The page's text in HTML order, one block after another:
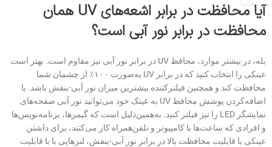
آیا محافظت در برابر اشعه‌هایUV همان
محافظت در برابر نور آبی است؟
بله، در بیشتر موارد، محافظ UV در برابر نور آبی نیز مقاوم است. بهتر است
عینکی را انتخاب کنید که در برابر UV به‌صورت ۱۰۰٪ از چشمان شما
محافظت کند و همچنین فیلترکننده بیشترین میزان نور آبی-بنفش باشد. با
اضافه‌کردن پوشش محافظ UV به عینک خود می‌توانید نور آبی صفحه‌های
نمایشگر LED را نیز فیلتر کنید. به‌همین‌دلیل است که گیمرها، برنامه‌نویس‌ها
و افرادی که ساعت‌ها با کامپیوتر و تلفن‌همراه کار می‌کنند، برای داشتن
عینکی با قابلیت محافظت بالا در برابر نور آبی-بنفش، لنزهایی با با قابلیت